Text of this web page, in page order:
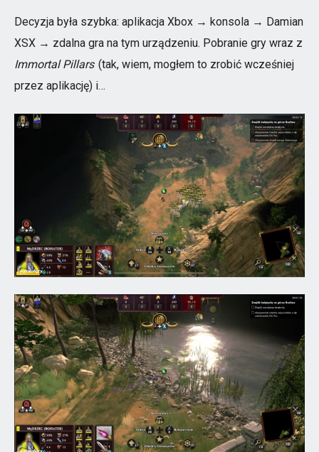
Decyzja była szybka: aplikacja Xbox → konsola → Damian
XSX → zdalna gra na tym urządzeniu. Pobranie gry wraz z
Immortal Pillars (tak, wiem, mogłem to zrobić wcześniej
przez aplikację) i…